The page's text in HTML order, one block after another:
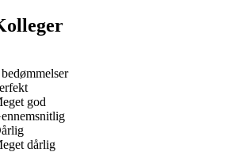
god
dårlig